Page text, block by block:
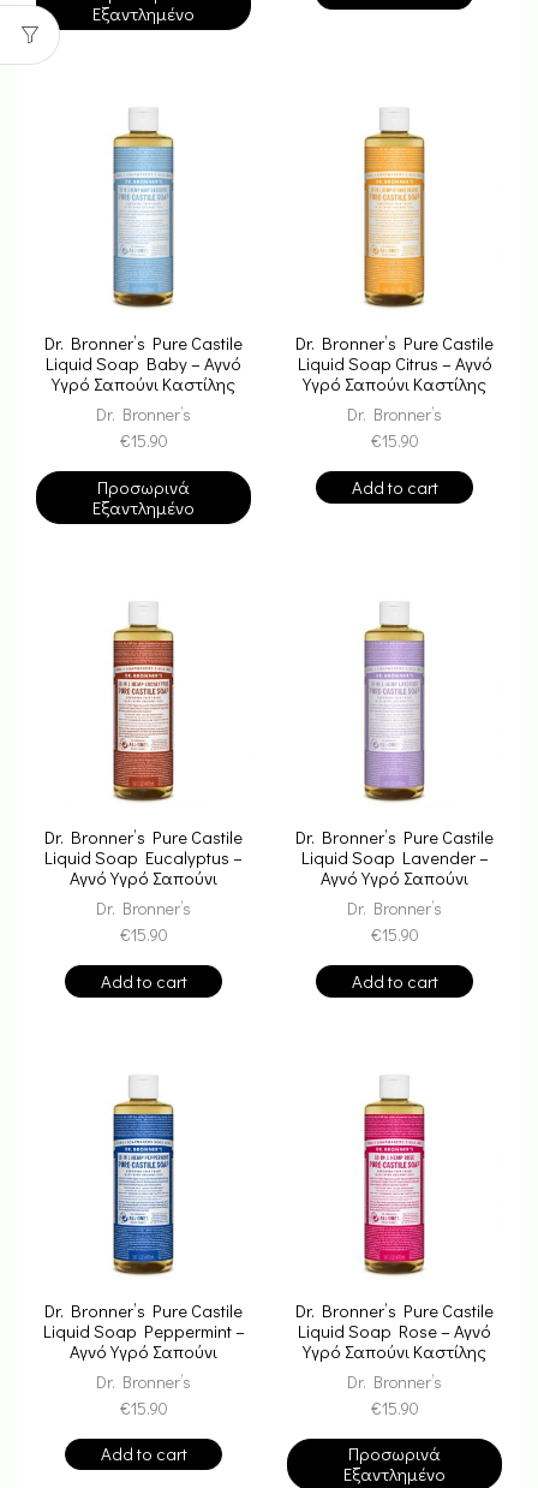
Εξαντλημένο
Dr. Bronner’s Pure Castile
Liquid Soap Baby – Αγνό
Υγρό Σαπούνι Καστίλης
Dr. Bronner’s
€15.90
Προσωρινά
Εξαντλημένο
Dr. Bronner’s Pure Castile
Liquid Soap Citrus – Αγνό
Υγρό Σαπούνι Καστίλης
Dr. Bronner’s
€15.90
Add to cart
Dr. Bronner’s Pure Castile
Liquid Soap Eucalyptus –
Αγνό Υγρό Σαπούνι
Καστίλης
Dr. Bronner’s
€15.90
Add to cart
Dr. Bronner’s Pure Castile
Liquid Soap Lavender –
Αγνό Υγρό Σαπούνι
Καστίλης
Dr. Bronner’s
€15.90
Add to cart
Dr. Bronner’s Pure Castile
Liquid Soap Peppermint –
Αγνό Υγρό Σαπούνι
Καστίλης
Dr. Bronner’s
€15.90
Add to cart
Dr. Bronner’s Pure Castile
Liquid Soap Rose – Αγνό
Υγρό Σαπούνι Καστίλης
Dr. Bronner’s
€15.90
Προσωρινά
Εξαντλημένο